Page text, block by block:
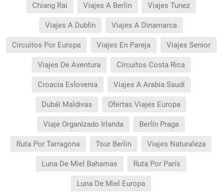
Chiang Rai Viajes A Berlin Viajes Tunez
Viajes A Dublín Viajes A Dinamarca
Circuitos Por Europa Viajes En Pareja Viajes Senior
Viajes De Aventura Circuitos Costa Rica
Croacia Eslovenia Viajes A Arabia Saudí
Dubái Maldivas Ofertas Viajes Europa
Viaje Organizado Irlanda Berlín Praga
Ruta Por Tarragona Tour Berlin Viajes Naturaleza
Luna De Miel Bahamas Ruta Por París
Luna De Miel Europa